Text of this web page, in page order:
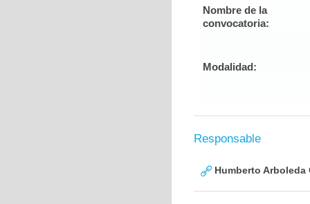
Nombre de la
convocatoria:
Modalidad:
Responsable
Humberto Arboleda